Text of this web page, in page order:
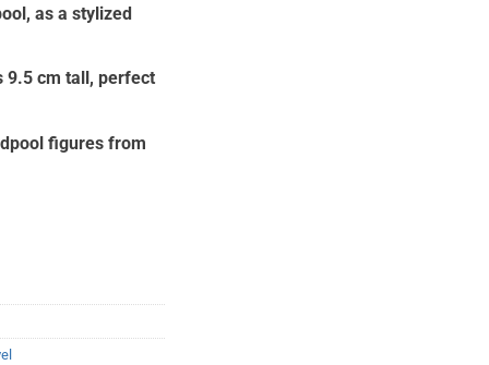
as a stylized
9.5 cm tall, perfect
figures from